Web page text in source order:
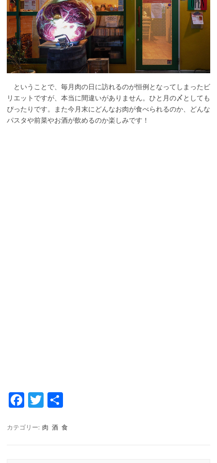
ということで、毎月肉の日に訪れるのが恒例となってしまったビ
リエットですが、本当に間違いがありません。ひと月の〆としても
ぴったりです。また今月末にどんなお肉が食べられるのか、どんな
パスタや前菜やお酒が飲めるのか楽しみです！
Fa
e
T
it
カテゴリー: 肉 酒 食